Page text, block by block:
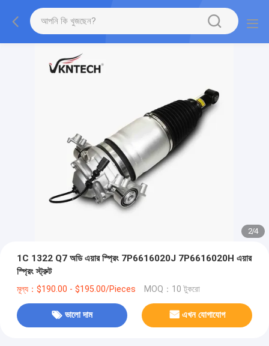
2/4
1C 1322 Q7 অডি এয়ার স্প্রিং 7P6616020J 7P6616020H এয়ার
স্প্রিং স্ট্রুট
মূল্য：$190.00 - $195.00/Pieces MOQ：10 টুকরো
ভালো দাম এখন যোগাযোগ